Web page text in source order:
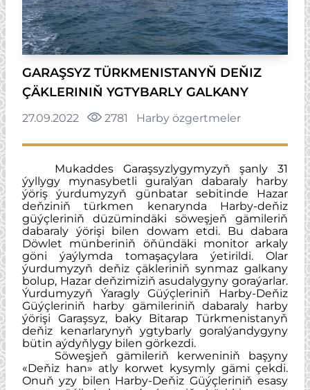
GARAŞSYZ TÜRKMENISTANYŇ DEŇIZ
ÇÄKLERINIŇ YGTYBARLY GALKANY
27.09.2022 2781 Harby özgertmeler
Mukaddes Garaşsyzlygymyzyň şanly 31
ýyllygy mynasybetli guralýan dabaraly harby
ýöriş ýurdumyzyň günbatar sebitinde Hazar
deňziniň türkmen kenarynda
Harby-deňiz
güýçleriniň düzümindäki söweşjeň gämileriň
dabaraly ýörişi bilen dowam etdi. Bu dabara
Döwlet münberiniň öňündäki monitor arkaly
göni ýaýlymda tomaşaçylara ýetirildi. Olar
ýurdumyzyň deňiz çäkleriniň synmaz galkany
bolup, Hazar deňzimiziň asudalygyny goraýarlar.
Ýurdumyzyň Ýaragly Güýçleriniň Harby-Deňiz
Güýçleriniň harby gämileriniň dabaraly harby
ýörişi Garaşsyz, baky Bitarap Türkmenistanyň
deňiz kenarlarynyň ygtybarly goralýandygyny
bütin aýdyňlygy bilen görkezdi.
Söweşjeň gämileriň kerweniniň başyny
«Deňiz han» atly korwet kysymly gämi çekdi.
Onuň yzy bilen Harby-Deňiz Güýçleriniň esasy